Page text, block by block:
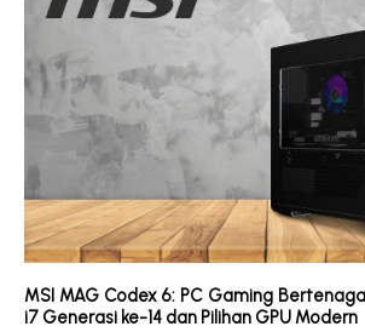
MSI MAG Codex 6: PC Gaming
i7 Generasi ke-14 dan Pilihan GPU Modern